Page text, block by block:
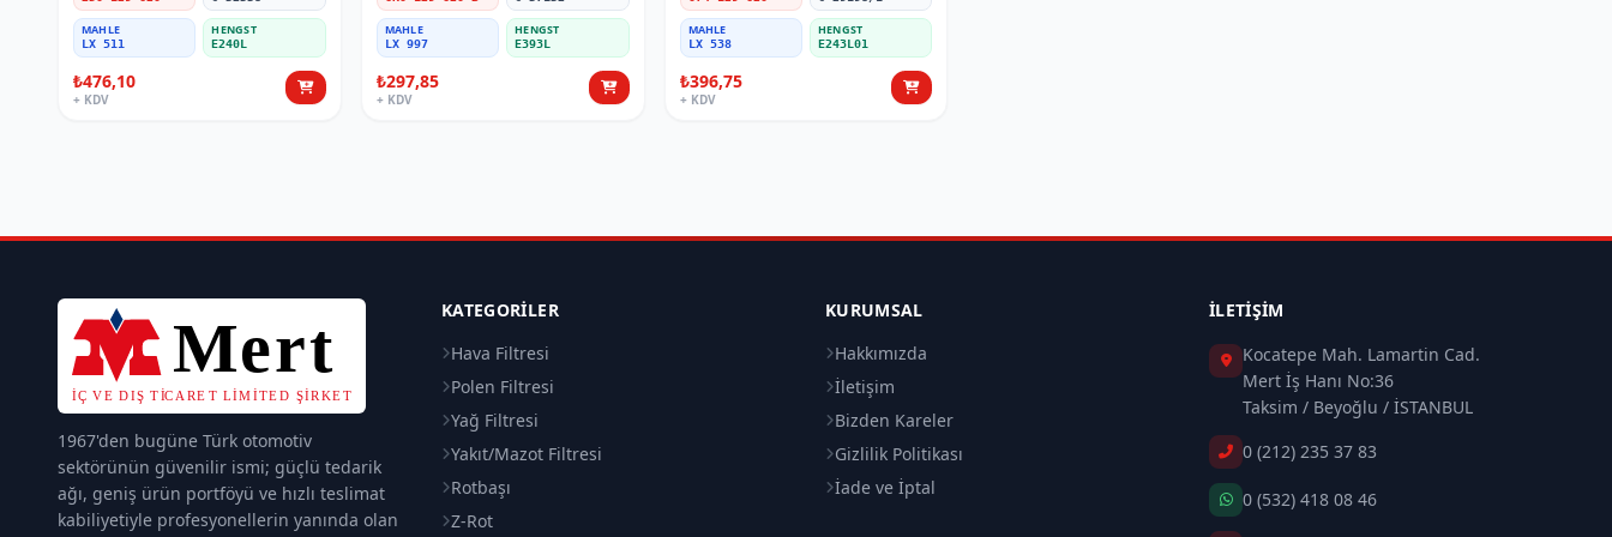
MAHLE
LX 511
HENGST
E240L
₺476,10
+ KDV
MAHLE
LX 997
HENGST
E393L
₺297,85
+ KDV
MAHLE
LX 538
HENGST
E243L01
₺396,75
+ KDV
1967'den bugüne Türk otomotiv
sektörünün güvenilir ismi; güçlü tedarik
ağı, geniş ürün portföyü ve hızlı teslimat
kabiliyetiyle profesyonellerin yanında olan
KATEGORILER
Hava Filtresi
Polen Filtresi
Yağ Filtresi
Yakıt/Mazot Filtresi
Rotbaşı
Z-Rot
KURUMSAL
Hakkımızda
İletişim
Bizden Kareler
Gizlilik Politikası
İade ve İptal
İLETIŞIM
Kocatepe Mah. Lamartin Cad.
Mert İş Hanı No:36
Taksim / Beyoğlu / İSTANBUL
0 (212) 235 37 83
0 (532) 418 08 46